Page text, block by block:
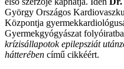
György Országos
Központja
Gyermekgyógyászat
krízisállapotok epilepsziát
hátterében című cikkéért.